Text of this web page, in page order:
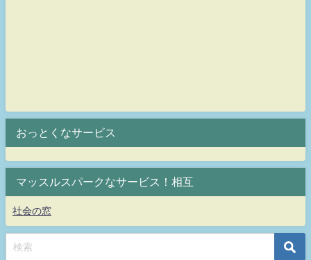
おっとくなサービス
マッスルスパークなサービス！相互
社会の窓